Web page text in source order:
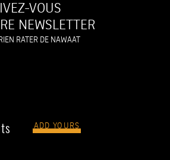
VOUS
NEWSLETTER
RATER DE NAWAAT
ADD YOURS